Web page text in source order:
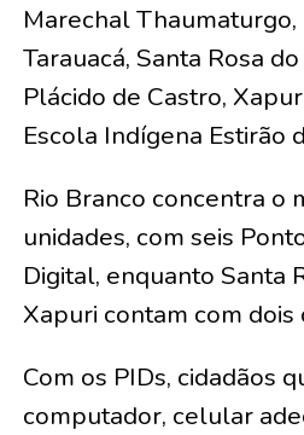
Marechal
Tarauacá, Santa Rosa
Plácido de Castro,
Escola Indígena Estirão
Rio Branco concentra o
unidades, com seis
Digital, enquanto Santa
Xapuri contam com dois
Com os PIDs, cidadãos
computador, celular